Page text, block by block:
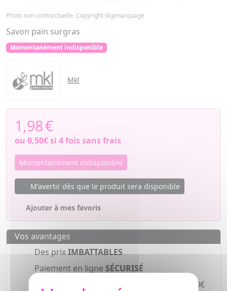
Photo non contractuelle. Copyright digimarquage
Savon pain surgras
Momentanément indisponible
Mkl
1,98€
ou 0,50€si 4 fois sans frais
Momentanément indisponible
M'avertir dès que le produit sera disponible
Ajouter à mes favoris
Vos avantages
Des prixIMBATTABLES
Paiement en ligne SÉCURISÉ
à partir de 30€